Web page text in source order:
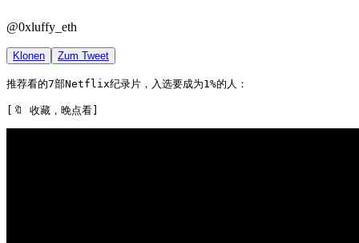
@0xluffy_eth
Klonen Zum Tweet
推荐看的7部Netflix纪录片，入选要成为1%的人：
[🔖 收藏，晚点看]